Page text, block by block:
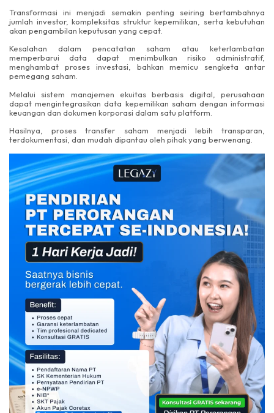
Transformasi ini menjadi semakin penting seiring bertambahnya
jumlah investor, kompleksitas struktur kepemilikan, serta kebutuhan
akan pengambilan keputusan yang cepat.
Kesalahan dalam pencatatan saham atau keterlambatan
memperbarui data dapat menimbulkan risiko administratif,
menghambat proses investasi, bahkan memicu sengketa antar
pemegang saham.
Melalui sistem manajemen ekuitas berbasis digital, perusahaan
dapat mengintegrasikan data kepemilikan saham dengan informasi
keuangan dan dokumen korporasi dalam satu platform.
Hasilnya, proses transfer saham menjadi lebih transparan,
terdokumentasi, dan mudah dipantau oleh pihak yang berwenang.